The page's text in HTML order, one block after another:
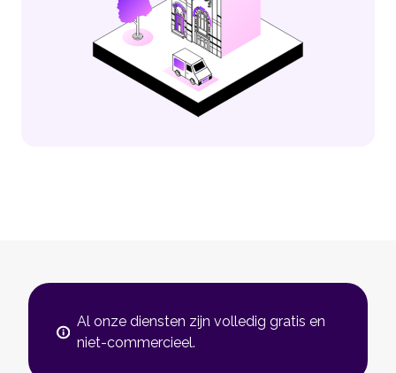
Al onze diensten zijn volledig gratis en
niet-commercieel.